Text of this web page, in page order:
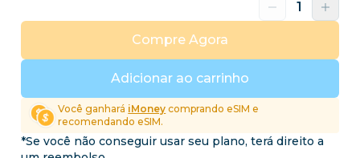
Adicionar ao carrinho
Compre Agora
Você ganhará iMoney comprando eSIM e
recomendando eSIM.
*Se você não conseguir usar seu plano, terá direito a